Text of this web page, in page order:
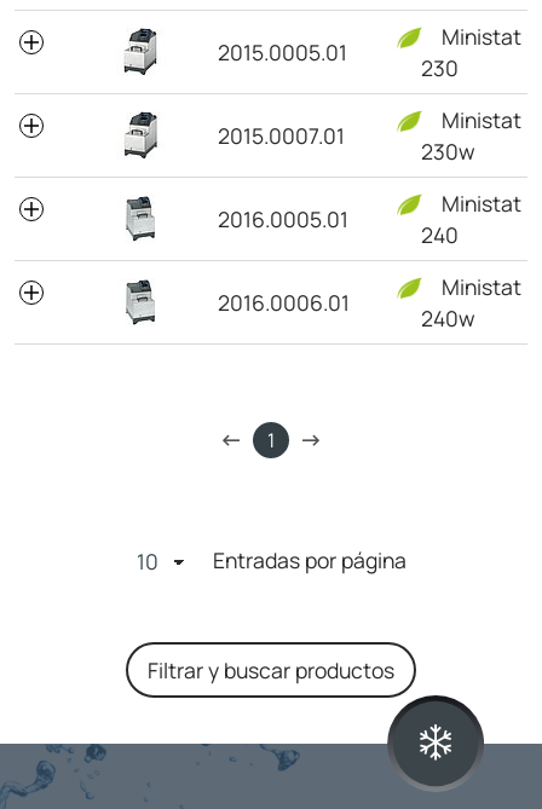
2015.0005.01
Ministat
230
2015.0007.01
Ministat
230w
2016.0005.01
Ministat
240
2016.0006.01
Ministat
240w
1
Entradas por página
Filtrar y buscar productos